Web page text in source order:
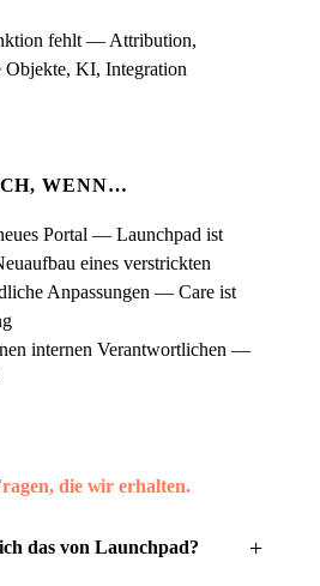
fehlt — Attribution,
Objekte, KI, Integration
WENN…
Portal — Launchpad ist
eines verstrickten
Anpassungen — Care ist
internen Verantwortlichen —
die wir erhalten.
das von Launchpad?